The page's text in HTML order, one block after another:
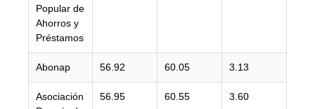
Popular de
Ahorros y
Préstamos
Abonap 56.92 60.05 3.13
Asociación
56.95 60.55 3.60